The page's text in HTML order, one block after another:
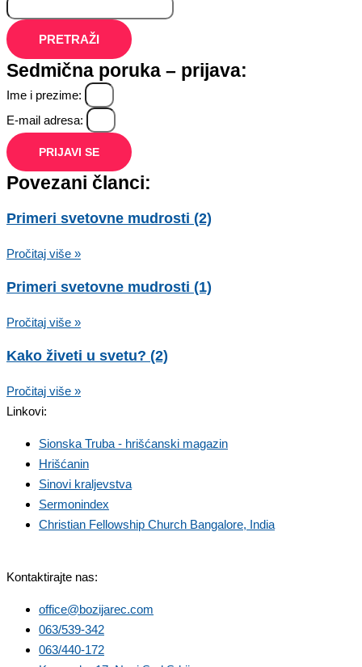
PRETRAŽI
Sedmična poruka – prijava:
Ime i prezime:
E-mail adresa:
PRIJAVI SE
Povezani članci:
Primeri svetovne mudrosti (2)
Pročitaj više »
Primeri svetovne mudrosti (1)
Pročitaj više »
Kako živeti u svetu? (2)
Pročitaj više »
Linkovi:
Sionska Truba - hrišćanski magazin
Hrišćanin
Sinovi kraljevstva
Sermonindex
Christian Fellowship Church Bangalore, India
Kontaktirajte nas:
office@bozijarec.com
063/539-342
063/440-172